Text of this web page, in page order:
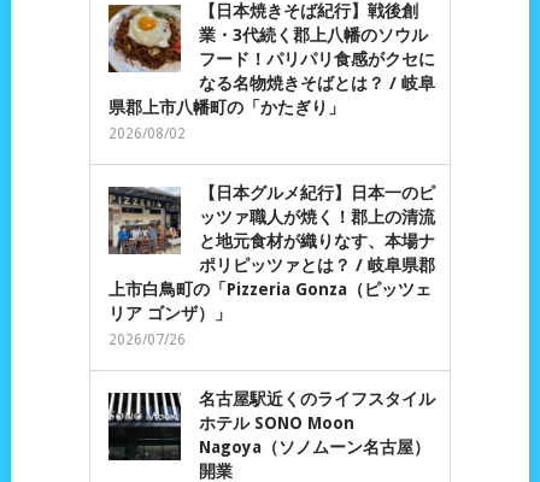
【日本焼きそば紀行】戦後創
業・3代続く郡上八幡のソウル
フード！パリパリ食感がクセに
なる名物焼きそばとは？ / 岐阜
県郡上市八幡町の「かたぎり」
2026/08/02
【日本グルメ紀行】日本一のピ
ッツァ職人が焼く！郡上の清流
と地元食材が織りなす、本場ナ
ポリピッツァとは？ / 岐阜県郡
上市白鳥町の「Pizzeria Gonza（ピッツェ
リア ゴンザ）」
2026/07/26
名古屋駅近くのライフスタイル
ホテル SONO Moon
Nagoya（ソノムーン名古屋）
開業